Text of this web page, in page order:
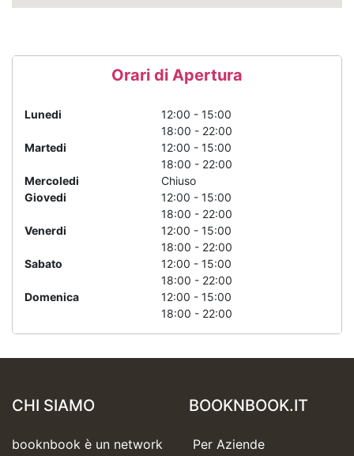
Orari di Apertura
Lunedi
12:00 - 15:00
18:00 - 22:00
Martedi
12:00 - 15:00
18:00 - 22:00
Mercoledi
Chiuso
Giovedi
12:00 - 15:00
18:00 - 22:00
Venerdi
12:00 - 15:00
18:00 - 22:00
Sabato
12:00 - 15:00
18:00 - 22:00
Domenica
12:00 - 15:00
18:00 - 22:00
CHI SIAMO
booknbook è un network
BOOKNBOOK.IT
Per Aziende